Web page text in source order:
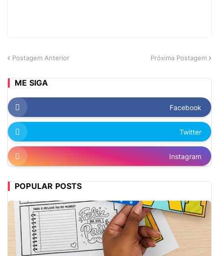
Postagem Anterior Próxima Postagem
ME SIGA
Facebook
Twitter
Instagram
POPULAR POSTS